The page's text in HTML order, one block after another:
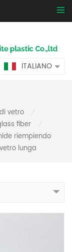
ITALIANO
vetro
fiber
riempiendo
lunga